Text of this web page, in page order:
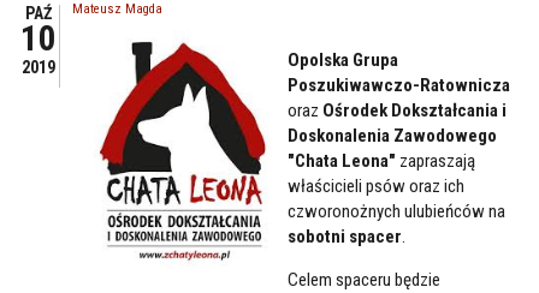
PAŹ
10
2019
Mateusz Magda
Opolska Grupa
Poszukiwawczo-Ratownicza
oraz Ośrodek Dokształcania i
Doskonalenia Zawodowego
"Chata Leona" zapraszają
właścicieli psów oraz ich
czworonożnych ulubieńców na
sobotni spacer.
Celem spaceru będzie